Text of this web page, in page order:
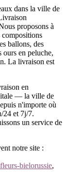
dans la ville de
proposons à
compositions
ballons, des
ours en peluche,
La livraison est
en
— la ville de
n'importe où
24 et 7j/7.
un service de
notre site :
bielorussie,